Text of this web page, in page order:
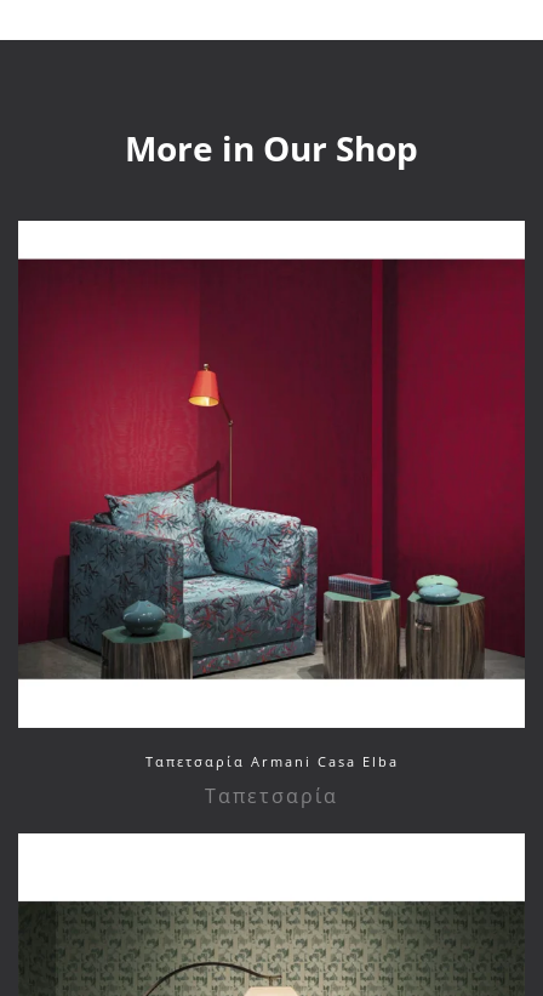
More in Our Shop
Ταπετσαρία Armani Casa Elba
Ταπετσαρία